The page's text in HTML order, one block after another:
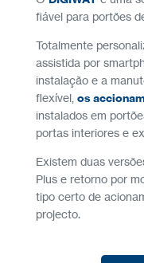
fiável para portões
Totalmente
assistida por
instalação e a
flexível, os
instalados em
portas interiores e
Existem duas
Plus e retorno por
tipo certo de
projecto.